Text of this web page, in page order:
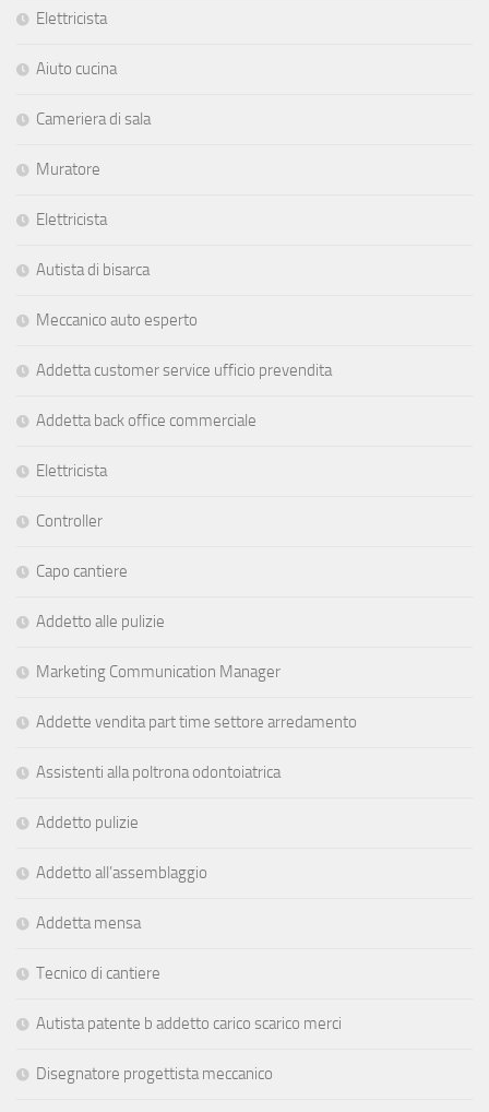
Elettricista
Aiuto cucina
Cameriera di sala
Muratore
Elettricista
Autista di bisarca
Meccanico auto esperto
Addetta customer service ufficio prevendita
Addetta back office commerciale
Elettricista
Controller
Capo cantiere
Addetto alle pulizie
Marketing Communication Manager
Addette vendita part time settore arredamento
Assistenti alla poltrona odontoiatrica
Addetto pulizie
Addetto all’assemblaggio
Addetta mensa
Tecnico di cantiere
Autista patente b addetto carico scarico merci
Disegnatore progettista meccanico